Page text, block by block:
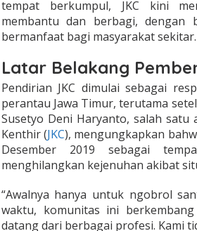
a
n
i
P
e
k
n
b
a
r
e
w
a
tempat berkumpul, JKC kini
membantu dan berbagi, dengan
bermanfaat bagi masyarakat sekitar.
Latar Belakang
Pendirian JKC dimulai sebagai
perantau Jawa Timur, terutama
Susetyo Deni Haryanto, salah satu
Kenthir (JKC), mengungkapkan
Desember 2019 sebagai
menghilangkan kejenuhan akibat
“Awalnya hanya untuk ngobrol
waktu, komunitas ini
datang dari berbagai profesi. Kami